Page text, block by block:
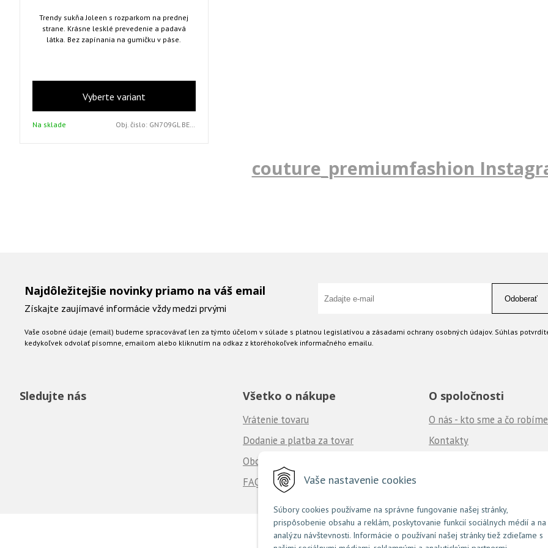
Vaše nastavenie cookies
Súbory cookies používame na správne fungovanie našej stránky,
prispôsobenie obsahu a reklám, poskytovanie funkcií sociálnych médií a na
analýzu návštevnosti. Informácie o používaní našej stránky tiež zdieľame s
Trendy sukňa Joleen s rozparkom na prednej
strane. Krásne lesklé prevedenie a padavá
látka. Bez zapínania na gumičku v páse.
Vyberte variant
Na sklade Obj. čislo: GN709GL BEIGE M/L
couture_premiumfashion
Najdôležitejšie novinky priamo na váš email
Získajte zaujímavé informácie vždy medzi prvými
Odoberať
Vaše osobné údaje (email) budeme spracovávať len za týmto účelom v súlade s platnou legislatívou a zásadami ochrany osobných údajov. Súhlas
kedykoľvek odvolať písomne, emailom alebo kliknutím na odkaz z ktoréhokoľvek informačného emailu.
Sledujte nás Všetko o nákupe
Vrátenie tovaru
Dodanie a platba za tovar
Obchodné podmienky
FAQ - často kladené otázky
O spoločnosti
O nás - kto sme a čo
Kontakty
© 2026 Couture.sk • NextShop & e-shop Pohoda Connectorby NextCom s.r.o.